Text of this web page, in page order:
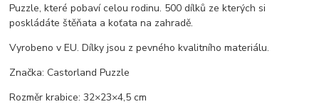
Puzzle, které pobaví celou rodinu. 500 dílků ze kterých si
poskládáte štěňata a koťata na zahradě.
Vyrobeno v EU. Dílky jsou z pevného kvalitního materiálu.
Značka: Castorland Puzzle
Rozměr krabice: 32×23×4,5 cm